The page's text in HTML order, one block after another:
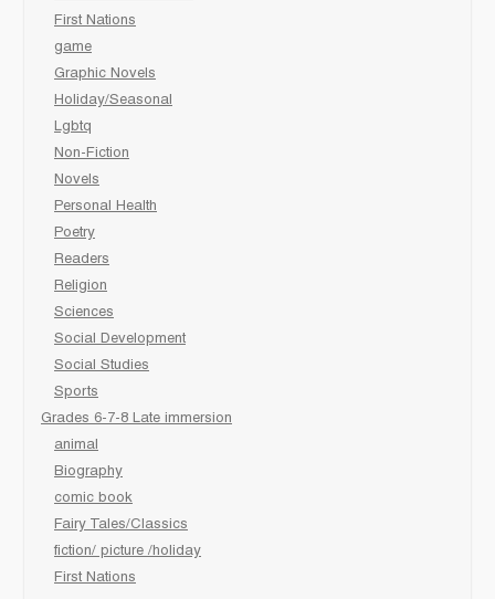
First Nations
game
Graphic Novels
Holiday/Seasonal
Lgbtq
Non-Fiction
Novels
Personal Health
Poetry
Readers
Religion
Sciences
Social Development
Social Studies
Sports
Grades 6-7-8 Late immersion
animal
Biography
comic book
Fairy Tales/Classics
fiction/ picture /holiday
First Nations